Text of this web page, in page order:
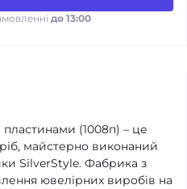
до 13:00
пластинами (1008п) – це
майстерно виконаний
SilverStyle. Фабрика з
ювелірних виробів на